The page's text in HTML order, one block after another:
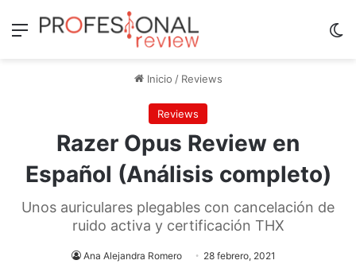
Menú
Inicio / Reviews
Reviews
Razer Opus Review en
Español (Análisis completo)
Unos auriculares plegables con cancelación de
ruido activa y certificación THX
Ana Alejandra Romero 28 febrero, 2021